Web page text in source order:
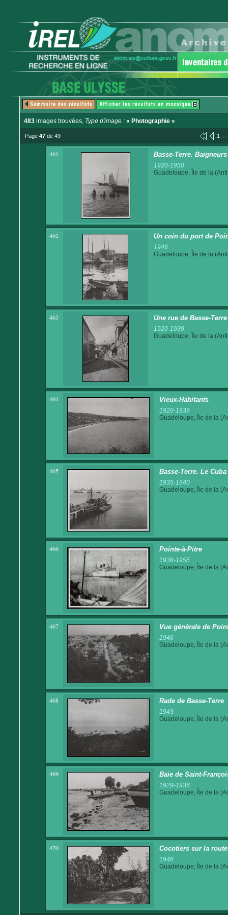
483 images trouvées, Type d'image : « Photographie »
Page 47 de 49 1 ...
461 Basse-Terre.
1920-1950
Guadeloupe, Île de la
462 Un coin du port de
1946
Guadeloupe, Île de la
463 Une rue de Basse-Terre
1920-1939
Guadeloupe, Île de la
464 Vieux-Habitants
1920-1939
Guadeloupe, Île de la
465 Basse-Terre. Le
1935-1940
Guadeloupe, Île de la
466 Pointe-à-Pitre
1938-1955
Guadeloupe, Île de la
467 Vue générale de
1946
Guadeloupe, Île de la
468 Rade de Basse-Terre
1943
Guadeloupe, Île de la
469 Baie de Saint-
1929-1936
Guadeloupe, Île de la
470 Cocotiers sur la
1946
Guadeloupe, Île de la